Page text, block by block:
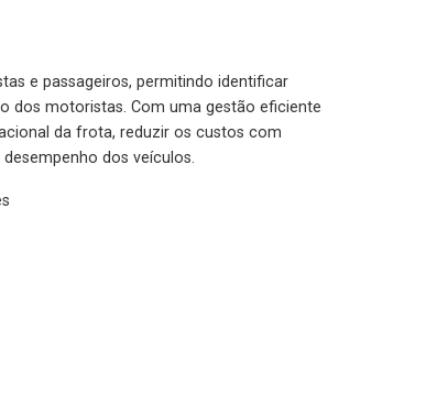
e passageiros, permitindo identificar
dos motoristas. Com uma gestão eficiente
da frota, reduzir os custos com
dos veículos.